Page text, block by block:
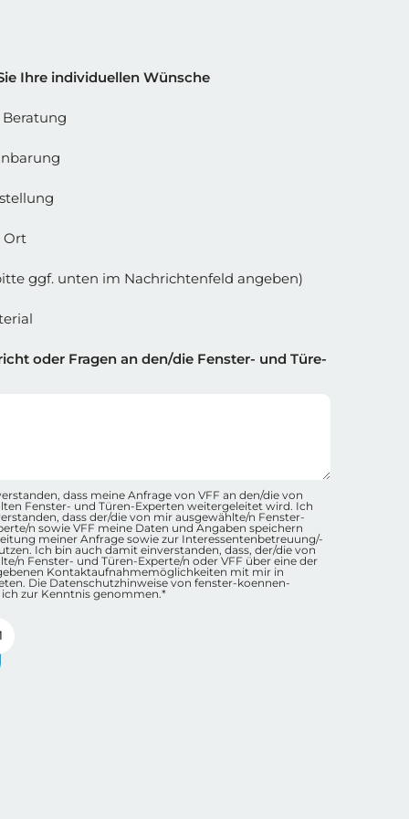
2
Ihre individuellen Wünsche
Beratung
Ort
ggf. unten im Nachrichtenfeld angeben)
oder Fragen an den/die Fenster- und Türe-
Checkbox Container
dass meine Anfrage von VFF an den/die von
Fenster- und Türen-Experten weitergeleitet wird. Ich
dass der/die von mir ausgewählte/n Fenster-
n sowie VFF meine Daten und Angaben speichern
meiner Anfrage sowie zur Interessentenbetreuung/-
Ich bin auch damit einverstanden, dass, der/die von
n Fenster- und Türen-Experte/n oder VFF über eine der
Kontaktaufnahmemöglichkeiten mit mir in
Die Datenschutzhinweise von fenster-koennen-
zur Kenntnis genommen.*